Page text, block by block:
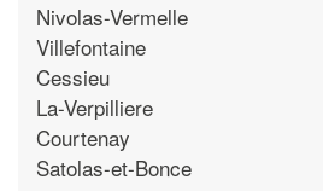
Nivolas-Vermelle
Villefontaine
Cessieu
La-Verpilliere
Courtenay
Satolas-et-Bonce